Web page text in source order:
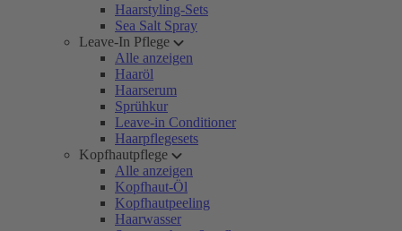
Haarstyling-Sets
Sea Salt Spray
Leave-In Pflege
Alle anzeigen
Haaröl
Haarserum
Sprühkur
Leave-in Conditioner
Haarpflegesets
Kopfhautpflege
Alle anzeigen
Kopfhaut-Öl
Kopfhautpeeling
Haarwasser